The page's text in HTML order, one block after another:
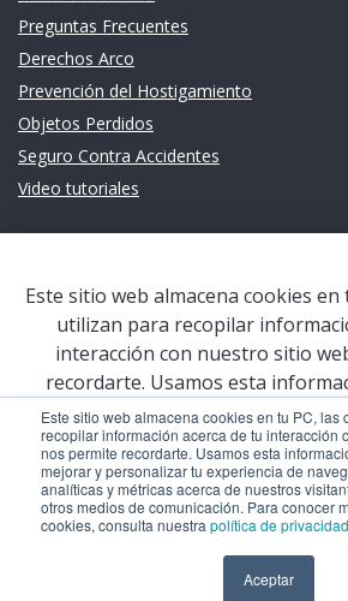
Este sitio web almacena cookies en tu PC, las
recopilar información acerca de tu interacción
nos permite recordarte. Usamos esta
mejorar y personalizar tu experiencia de
analíticas y métricas acerca de nuestros
otros medios de comunicación. Para conocer
cookies, consulta nuestra política de
Aceptar
Preguntas Frecuentes
Derechos Arco
Prevención del Hostigamiento
Objetos Perdidos
Seguro Contra Accidentes
Video tutoriales
Sistema de Gestión Académica (SGA)
Defensoría Universitaria
Terceros vinculados
San Pablo Mail
Aula Virtual Pregrado
Aula Virtual Postgrado
COPYRIGHT © 2026 Universidad
Este sitio web almacena cookies en
utilizan para recopilar
interacción con nuestro sitio
recordarte. Usamos esta
mejorar y personalizar tu
para generar analíticas y métricas
visitantes en este sitio web y
comunicación. Para conocer más
consulta nuestrapolítica de
Aceptar